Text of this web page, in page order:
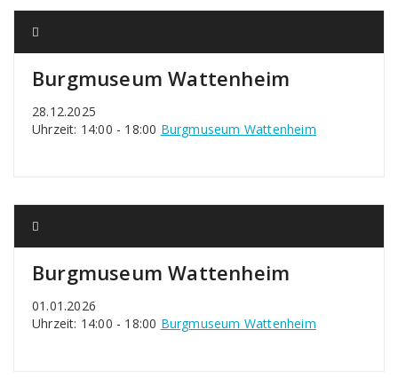
Burgmuseum Wattenheim
28.12.2025
Uhrzeit: 14:00 - 18:00 Burgmuseum Wattenheim
Burgmuseum Wattenheim
01.01.2026
Uhrzeit: 14:00 - 18:00 Burgmuseum Wattenheim